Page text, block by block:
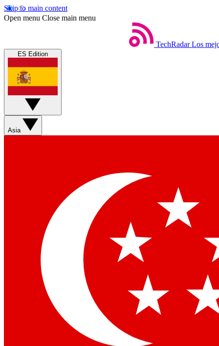
Skip to main content
Open menu Close main menu
TechRadar Los
ES Edition
Asia